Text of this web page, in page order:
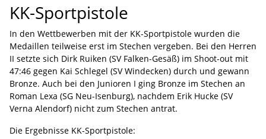
KK-Sportpistole
In den Wettbewerben mit der KK-Sportpistole wurden die
Medaillen teilweise erst im Stechen vergeben. Bei den Herren
II setzte sich Dirk Ruiken (SV Falken-Gesäß) im Shoot-out mit
47:46 gegen Kai Schlegel (SV Windecken) durch und gewann
Bronze. Auch bei den Junioren I ging Bronze im Stechen an
Roman Lexa (SG Neu-Isenburg), nachdem Erik Hucke (SV
Verna Alendorf) nicht zum Stechen antrat.
Die Ergebnisse KK-Sportpistole: